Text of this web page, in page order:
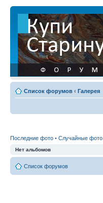
Список форумов ‹ Галерея
Последние фото • Случайные фото
Нет альбомов
Список форумов